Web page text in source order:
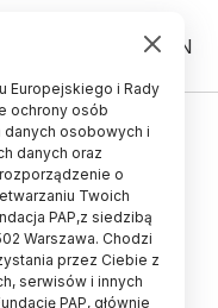
PL EN
w
Europejskiego i Rady
ochrony osób
osobowych i
danych oraz
o
Twoich
PAP,z siedzibą
Warszawa. Chodzi
przez Ciebie z
serwisów i innych
PAP, głównie